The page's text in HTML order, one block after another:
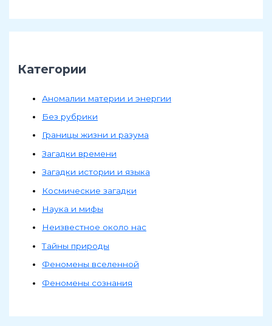
Категории
Аномалии материи и энергии
Без рубрики
Границы жизни и разума
Загадки времени
Загадки истории и языка
Космические загадки
Наука и мифы
Неизвестное около нас
Тайны природы
Феномены вселенной
Феномены сознания